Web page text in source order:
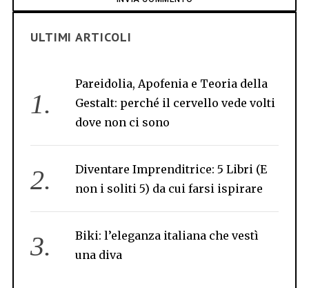
ULTIMI ARTICOLI
Pareidolia, Apofenia e Teoria della
Gestalt: perché il cervello vede volti
dove non ci sono
Diventare Imprenditrice: 5 Libri (E
non i soliti 5) da cui farsi ispirare
Biki: l’eleganza italiana che vestì
una diva